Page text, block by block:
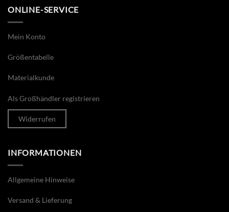
ONLINE-SERVICE
Mein Konto
Größentabelle
Materialkunde
Als Großhändler registrieren
Widerrufen
INFORMATIONEN
Allgemeine Hinweise
Versand & Lieferung